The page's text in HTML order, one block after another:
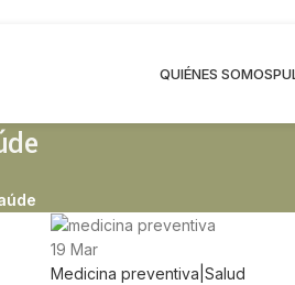
QUIÉNES SOMOS
19 Mar
Medicina preventiva|Salud